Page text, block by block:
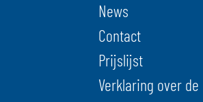
News
Contact
Prijslijst
Verklaring over de